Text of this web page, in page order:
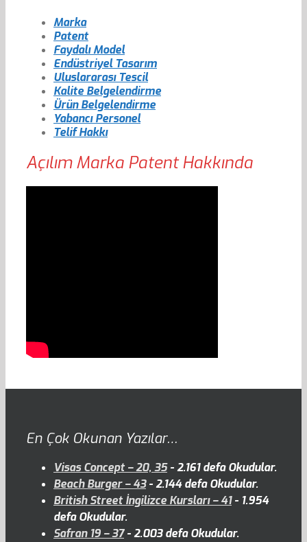
Marka
Patent
Faydalı Model
Endüstriyel Tasarım
Uluslararası Tescil
Kalite Belgelendirme
Ürün Belgelendirme
Yabancı Personel
Telif Hakkı
Açılım Marka Patent Hakkında
En Çok Okunan Yazılar…
Visas Concept – 20, 35- 2.161 defa Okudular.
Beach Burger – 43- 2.144 defa Okudular.
British Street İngilizce Kursları – 41- 1.954
defa Okudular.
Safran 19 – 37- 2.003 defa Okudular.